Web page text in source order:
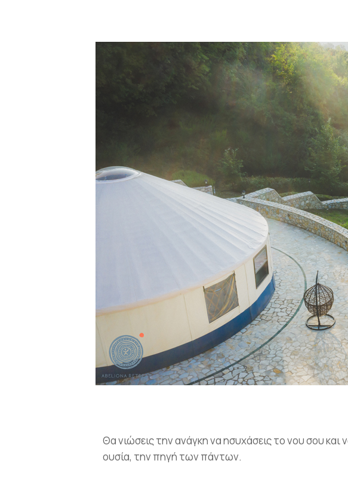
Θα νιώσεις την ανάγκη να ησυχάσεις το νου σου
ουσία, την πηγή των πάντων.
Remember me
LOGIN